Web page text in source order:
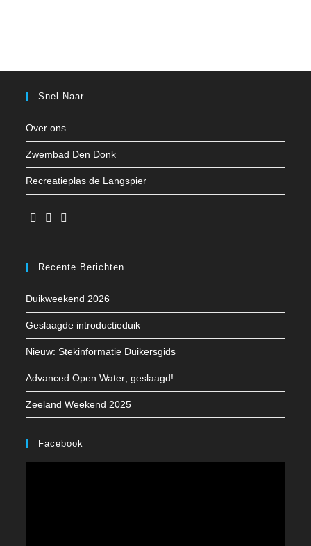
Snel Naar
Over ons
Zwembad Den Donk
Recreatieplas de Langspier
een
nieuwe
tab
een
nieuwe
tab
een
nieuwe
tab
Recente Berichten
Duikweekend 2026
Geslaagde introductieduik
Nieuw: Stekinformatie Duikersgids
Advanced Open Water; geslaagd!
Zeeland Weekend 2025
Facebook